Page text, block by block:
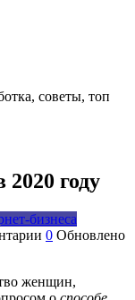
советы, топ
2020 году
бизнеса
0 Обновлено
женщин,